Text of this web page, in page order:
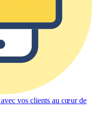
vos clients au cœur de